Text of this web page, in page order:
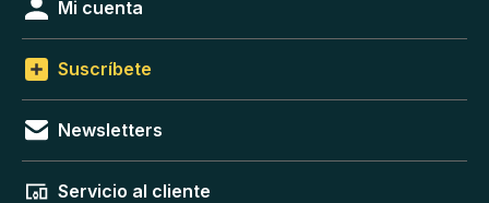
Mi cuenta
Suscríbete
Newsletters
Servicio al cliente